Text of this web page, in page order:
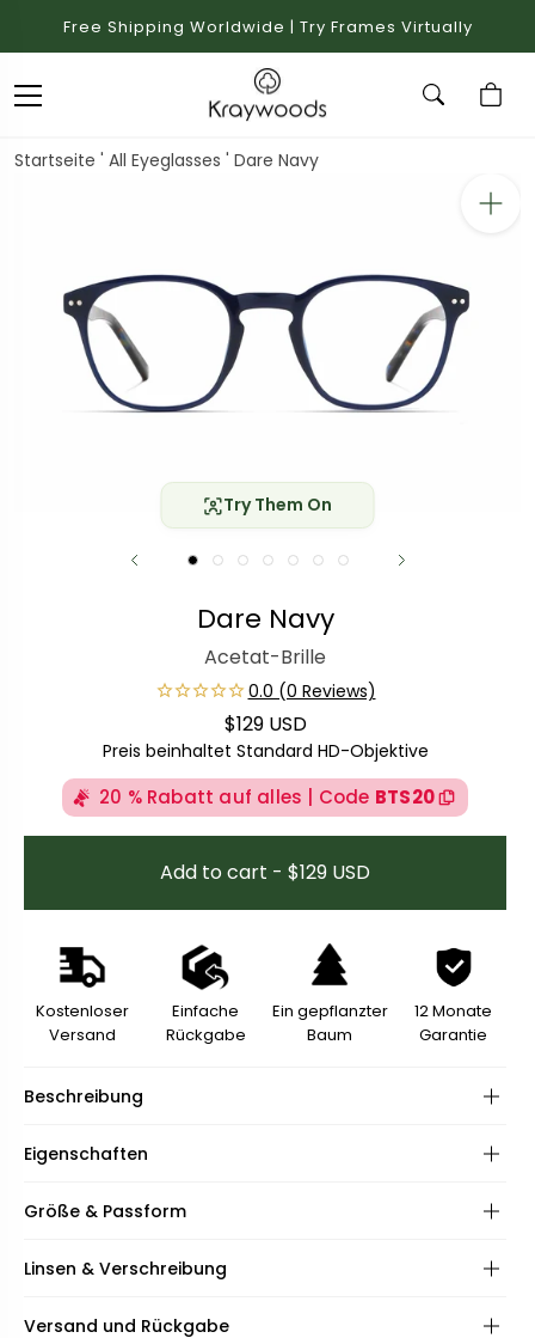
Free Shipping Worldwide | Try Frames Virtually
Startseite ' All Eyeglasses ' Dare Navy
Try Them On
Dare Navy
Acetat-Brille
Regulärer Preis
$129 USD
Preis beinhaltet Standard HD-Objektive
20 % Rabatt auf alles | Code BTS20
Add to cart - $129 USD
Kostenloser
Versand
Einfache
Rückgabe
Ein gepflanzter
Baum
12 Monate
Garantie
Beschreibung
Eigenschaften
Rahmen:
Spezifikationen:
Größe & Passform
Frame shape:
Linsen & Verschreibung
Linsen:
Versand und Rückgabe